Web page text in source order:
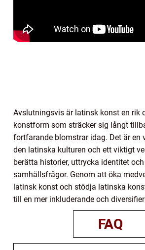
Avslutningsvis är latinsk konst en rik
konstform som sträcker sig långt
fortfarande blomstrar idag. Det är en
den latinska kulturen och ett viktigt
berätta historier, uttrycka identitet
samhällsfrågor. Genom att öka
latinsk konst och stödja latinska
till en mer inkluderande och
FAQ